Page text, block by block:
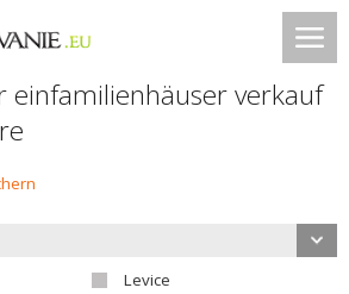
einfamilienhäuser verkauf
Levice